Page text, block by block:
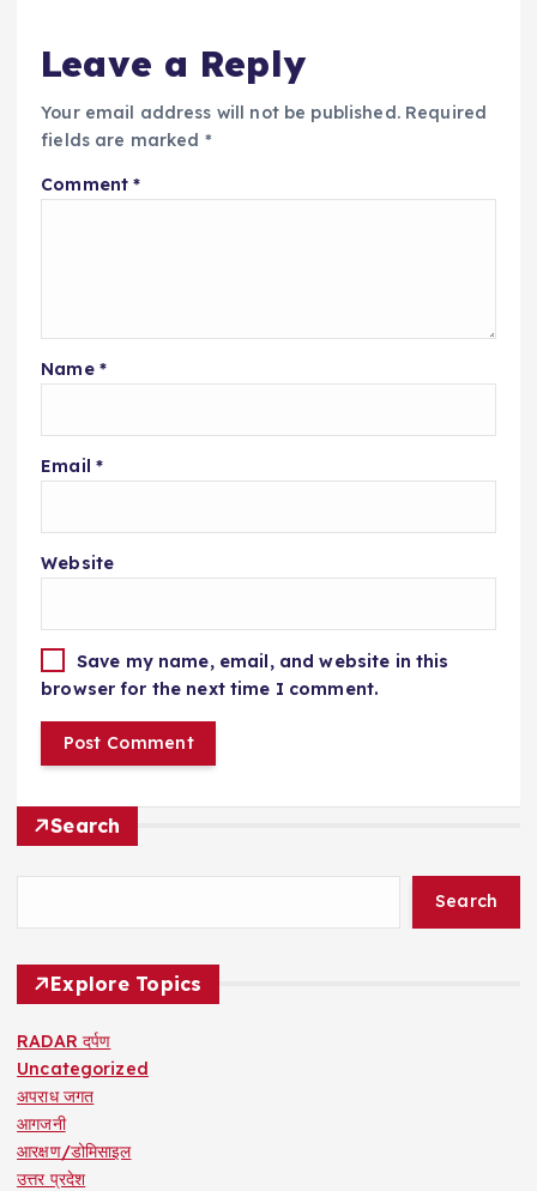
Leave a Reply
Your email address will not be published. Required
fields are marked *
Comment*
Name *
Email *
Website
Save my name, email, and website in this
browser for the next time I comment.
Search
Search
Explore Topics
RADAR दर्पण
Uncategorized
अपराध जगत
आगजनी
आरक्षण/डोमिसाइल
उत्तर प्रदेश